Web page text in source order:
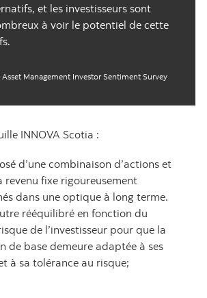
et les investisseurs sont
à voir le potentiel de cette
Management Investor Sentiment Survey
INNOVA Scotia :
d’une combinaison d’actions et
revenu fixe rigoureusement
dans une optique à long terme.
rééquilibré en fonction du
de l’investisseur pour que la
de base demeure adaptée à ses
à sa tolérance au risque;